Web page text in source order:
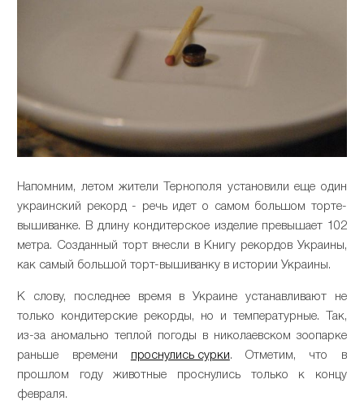
Напомним, летом жители Тернополя установили еще один
украинский рекорд - речь идет о самом большом торте-
вышиванке. В длину кондитерское изделие превышает 102
метра. Созданный торт внесли в Книгу рекордов Украины,
как самый большой торт-вышиванку в истории Украины.
К слову, последнее время в Украине устанавливают не
только кондитерские рекорды, но и температурные. Так,
из-за аномально теплой погоды в николаевском зоопарке
раньше времени проснулись сурки. Отметим, что в
прошлом году животные проснулись только к концу
февраля.